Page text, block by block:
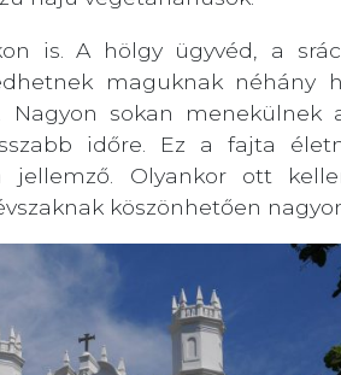
is. A hölgy ügyvéd, a
maguknak néhány
Nagyon sokan menekülnek
időre. Ez a fajta
jellemző. Olyankor ott
köszönhetően